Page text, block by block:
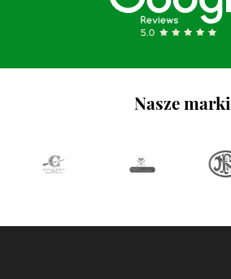
Nasze marki